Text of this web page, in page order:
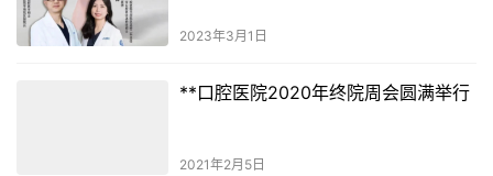
2023年3月1日
**口腔医院2020年终院周会圆满举行
2021年2月5日